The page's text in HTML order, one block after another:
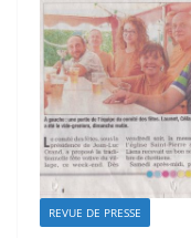
REVUE DE PRESSE